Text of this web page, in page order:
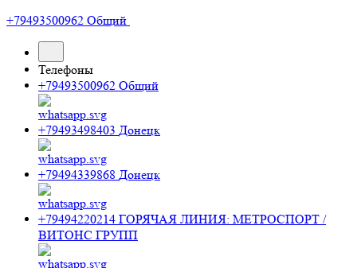
+79493500962 Общий
Телефоны
+79493500962 Общий
+79493498403 Донецк
+79494339868 Донецк
+79494220214 ГОРЯЧАЯ ЛИНИЯ: МЕТРОСПОРТ /
ВИТОНС ГРУПП